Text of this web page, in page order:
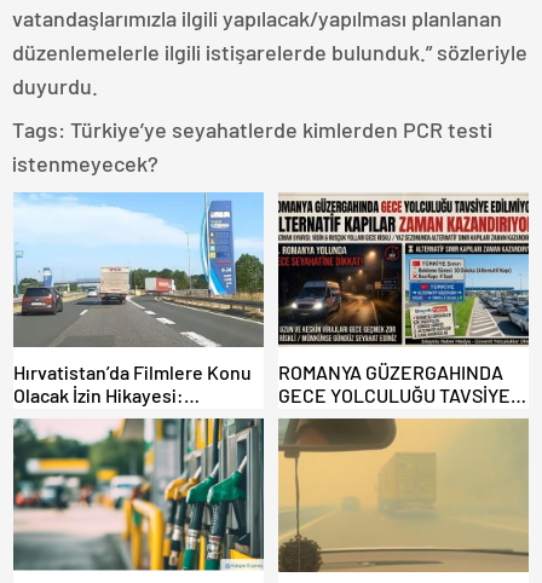
vatandaşlarımızla ilgili yapılacak/yapılması planlanan
düzenlemelerle ilgili istişarelerde bulunduk.” sözleriyle
duyurdu.
Tags: Türkiye’ye seyahatlerde kimlerden PCR testi
istenmeyecek?
Hırvatistan’da Filmlere Konu
Olacak İzin Hikayesi:
Benzinlikte Eşini Unuttu!
ROMANYA GÜZERGAHINDA
GECE YOLCULUĞU TAVSİYE
EDİLMİYOR: ALTERNATİF
KAPILAR ZAMAN
KAZANDIRIYOR!